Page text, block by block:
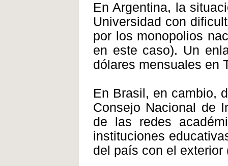
En Argentina, la
Universidad con
por los monopolios
en este caso). Un
dólares mensuales en
En Brasil, en cambio,
Consejo Nacional de
de las redes
instituciones
del país con el exterior